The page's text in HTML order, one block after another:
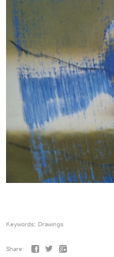
Keywords: Drawings
Share: